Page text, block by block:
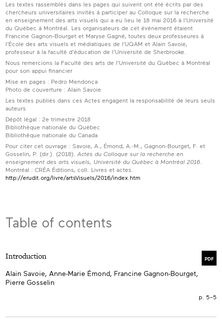
Les textes rassemblés dans les pages qui suivent ont été écrits par des
chercheurs universitaires invités à participer au Colloque sur la recherche
en enseignement des arts visuels qui a eu lieu le 18 mai 2016 à l’Université
du Québec à Montréal. Les organisateurs de cet évènement étaient
Francine Gagnon-Bourget et Maryse Gagné, toutes deux professeures à
l’École des arts visuels et médiatiques de l’UQAM et Alain Savoie,
professeur à la faculté d’éducation de l’Université de Sherbrooke.
Nous remercions la Faculté des arts de l’Université du Québec à Montréal
pour son appui financier
Mise en pages : Pedro Mendonça
Photo de couverture : Alain Savoie
Les textes publiés dans ces Actes engagent la responsabilité de leurs seuls
auteurs
Dépôt légal : 2e trimestre 2018
Bibliothèque nationale du Québec
Bibliothèque nationale du Canada
Pour citer cet ouvrage : Savoie, A., Émond, A.-M., Gagnon-Bourget, F. et
Gosselin, P. (dir.). (2018). Actes du Colloque sur la recherche en
enseignement des arts visuels, Université du Québec à Montréal 2016
Montréal : CRÉA Éditions, coll. Livres et actes.
http://erudit.org/livre/artsVisuels/2016/index.htm
Table of contents
PDF
Introduction
Alain Savoie, Anne-Marie Émond, Francine Gagnon-Bourget,
Pierre Gosselin
p. 5–5